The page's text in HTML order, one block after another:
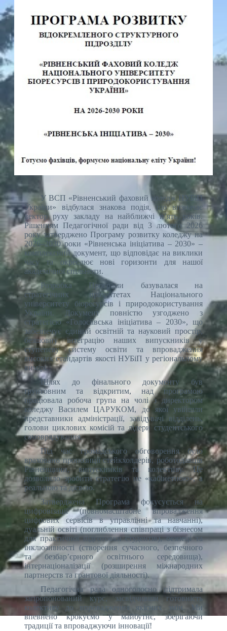
У ВСП «Рівненський фаховий коледж НУБіП
України» відбулася знакова подія, що визначає
вектор руху закладу на найближчі п’ять років.
Рішенням Педагогічної ради від 3 лютого 2026
року затверджено Програму розвитку коледжу на
2026–2030 роки «Рівненська ініціатива – 2030» –
комплексний документ, що відповідає на виклики
часу та окреслює нові горизонти для нашої
академічної спільноти.
Розробка Програми базувалася на
стратегічних пріоритетах Національного
університету біоресурсів і природокористування
України. Документ повністю узгоджено з
стратегією «Голосіївська ініціатива – 2030», що
забезпечує єдиний освітній та науковий простір,
безшовну інтеграцію наших випускників у
ступеневу систему освіти та впровадження
високих стандартів якості НУБіП у регіональному
вимірі.
Шлях до фінального документу був
ґрунтовним та відкритим, над програмою
працювала робоча група на чолі з директором
коледжу Василем ЦАРУКОМ, до якої увійшли
представники адміністрації, завідувачі відділень,
голови циклових комісій та лідери студентського
самоврядування.
Під час громадського обговорення було
враховано пропозиції стейкхолдерів, роботодавців
Рівненщини, випускників та колективу. Це
дозволило зробити стратегію не «кабінетною», а
реальною та дієвою.
Затверджена Програма фокусується на
цифровізації (повномасштабне впровадження
цифрових сервісів в управлінні та навчанні),
дуальній освіті (поглиблення співпраці з бізнесом
для практичної підготовки студентів), безпеці та
інклюзивності (створення сучасного, безпечного
та безбар’єрного освітнього середовища),
інтернаціоналізації (розширення міжнародних
партнерств та грантової діяльності).
Педагогічна рада одноголосно підтримала
запропонований курс, засвідчивши готовність
колективу до впровадження якісних змін. Ми
впевнено крокуємо у майбутнє, зберігаючи
традиції та впроваджуючи інновації!